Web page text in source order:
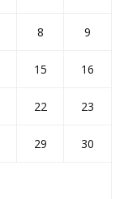
8 9
15 16
22 23
29 30